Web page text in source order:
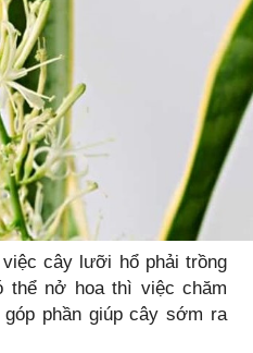
cây lưỡi hổ phải trồng
thể nở hoa thì việc chăm
phần giúp cây sớm ra